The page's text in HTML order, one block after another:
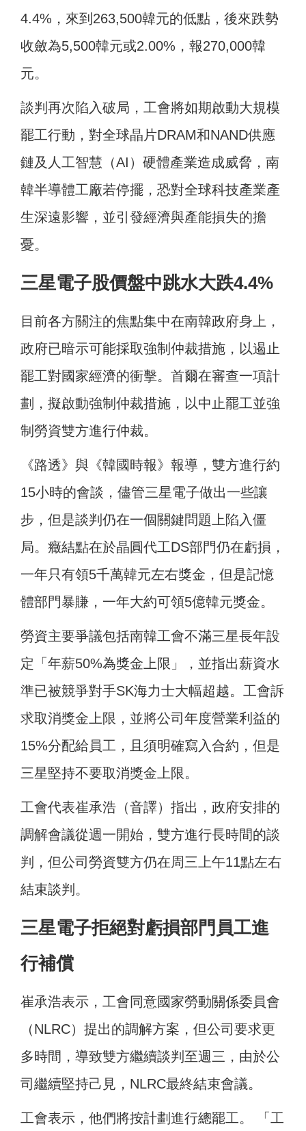
4.4%，來到263,500韓元的低點，後來跌勢
收斂為5,500韓元或2.00%，報270,000韓
元。
談判再次陷入破局，工會將如期啟動大規模
罷工行動，對全球晶片DRAM和NAND供應
鏈及人工智慧（AI）硬體產業造成威脅，南
韓半導體工廠若停擺，恐對全球科技產業產
生深遠影響，並引發經濟與產能損失的擔
憂。
三星電子股價盤中跳水大跌4.4%
目前各方關注的焦點集中在南韓政府身上，
政府已暗示可能採取強制仲裁措施，以遏止
罷工對國家經濟的衝擊。首爾在審查一項計
劃，擬啟動強制仲裁措施，以中止罷工並強
制勞資雙方進行仲裁。
《路透》與《韓國時報》報導，雙方進行約
15小時的會談，儘管三星電子做出一些讓
步，但是談判仍在一個關鍵問題上陷入僵
局。癥結點在於晶圓代工DS部門仍在虧損，
一年只有領5千萬韓元左右獎金，但是記憶
體部門暴賺，一年大約可領5億韓元獎金。
勞資主要爭議包括南韓工會不滿三星長年設
定「年薪50%為獎金上限」，並指出薪資水
準已被競爭對手SK海力士大幅超越。工會訴
求取消獎金上限，並將公司年度營業利益的
15%分配給員工，且須明確寫入合約，但是
三星堅持不要取消獎金上限。
工會代表崔承浩（音譯）指出，政府安排的
調解會議從週一開始，雙方進行長時間的談
判，但公司勞資雙方仍在周三上午11點左右
結束談判。
三星電子拒絕對虧損部門員工進
行補償
崔承浩表示，工會同意國家勞動關係委員會
（NLRC）提出的調解方案，但公司要求更
多時間，導致雙方繼續談判至週三，由於公
司繼續堅持己見，NLRC最終結束會議。
工會表示，他們將按計劃進行總罷工。 「工